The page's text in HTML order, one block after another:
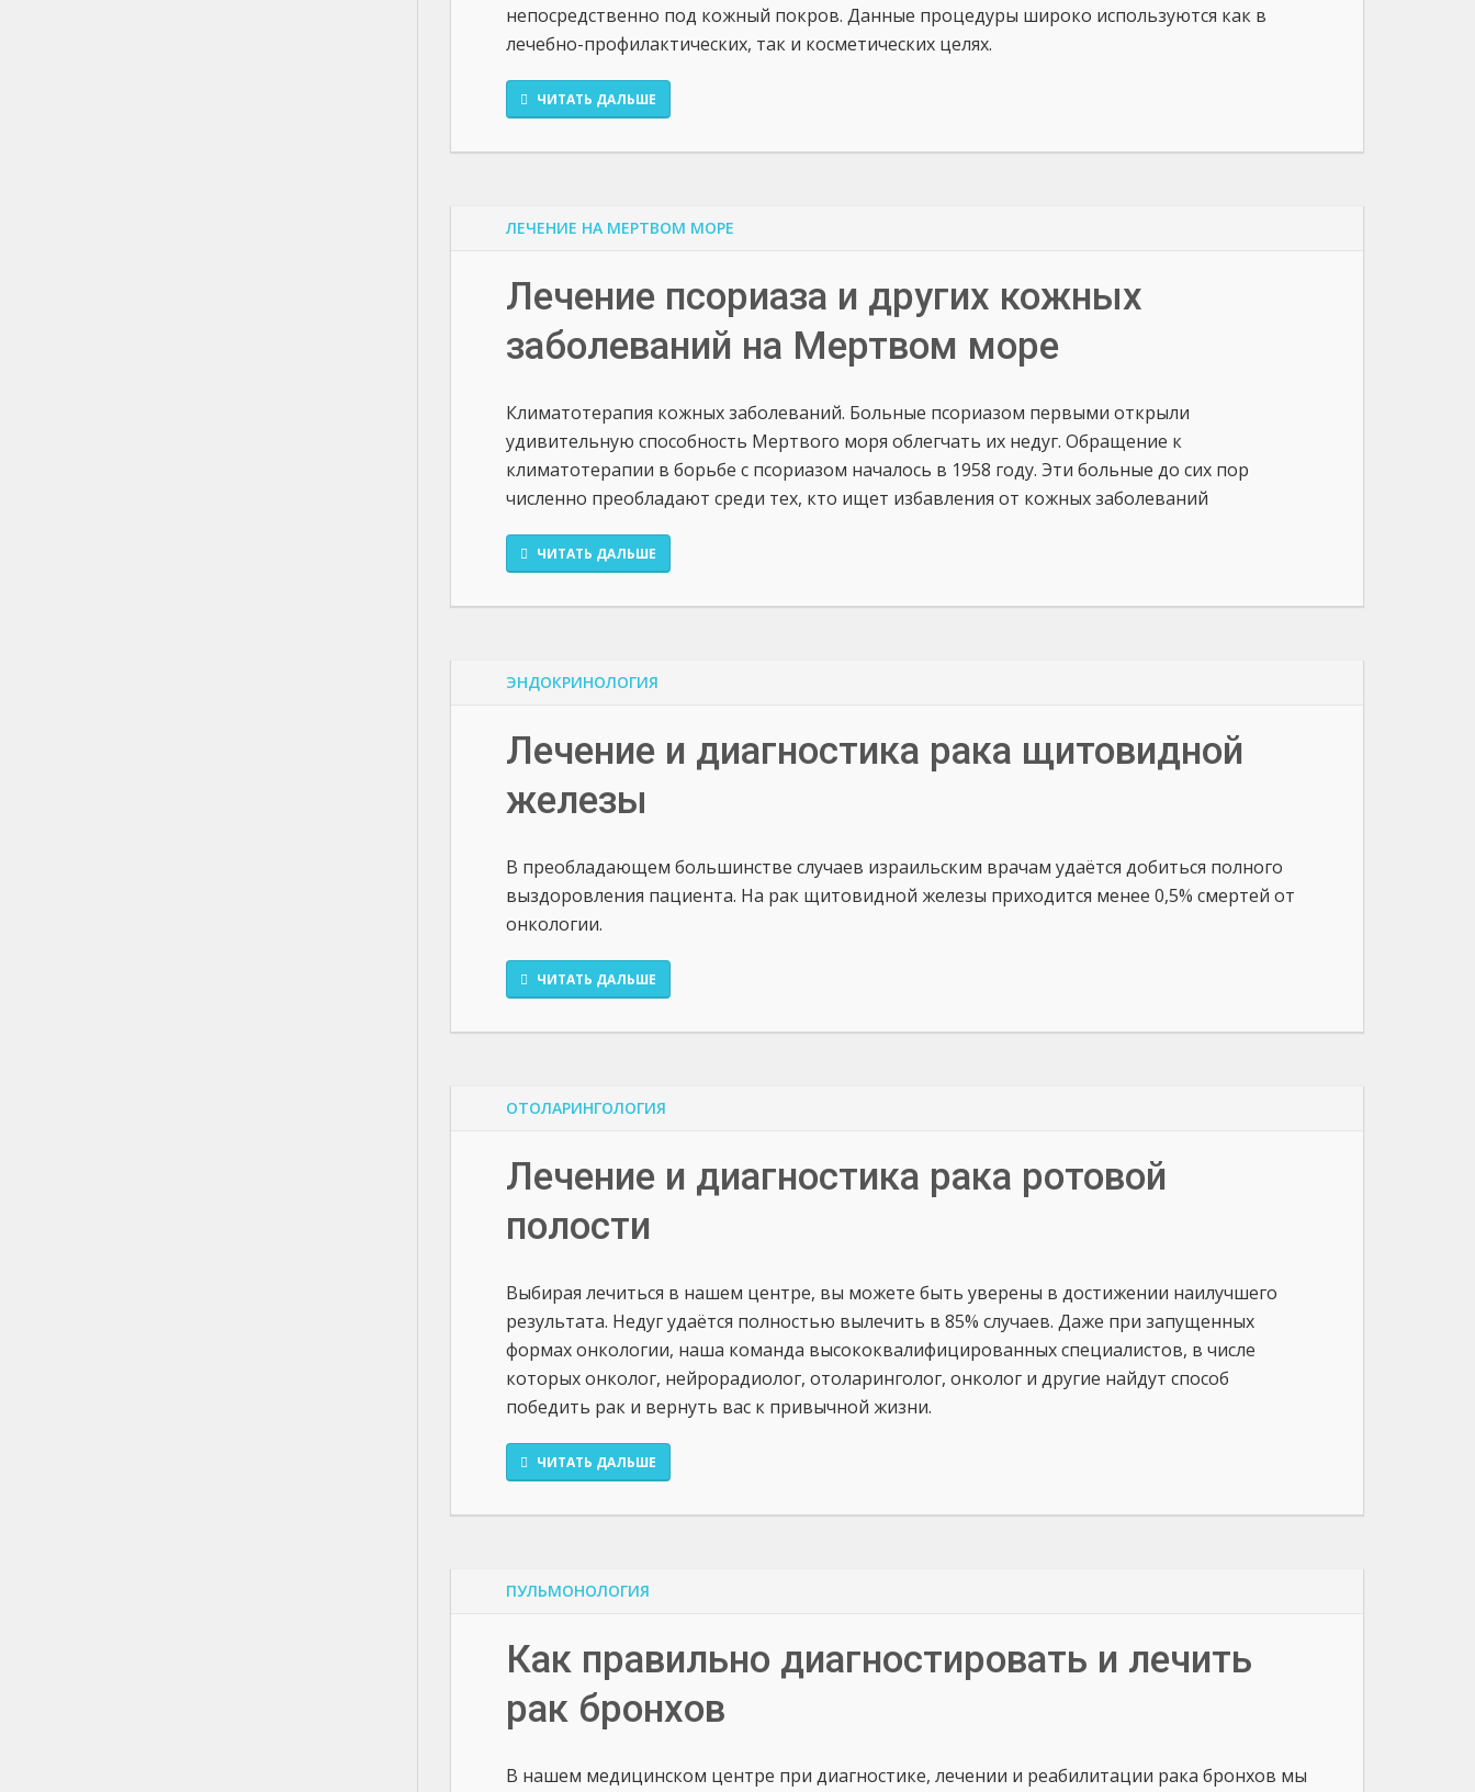
непосредственно под кожный покров. Данные процедуры широко используются как в
лечебно-профилактических, так и косметических целях.
ЧИТАТЬ ДАЛЬШЕ
ЛЕЧЕНИЕ НА МЕРТВОМ МОРЕ
Лечение псориаза и других кожных
заболеваний на Мертвом море
​Климатотерапия кожных заболеваний. Больные псориазом первыми открыли
удивительную способность Мертвого моря облегчать их недуг. Обращение к
климатотерапии в борьбе с псориазом началось в 1958 году. Эти больные до сих пор
численно преобладают среди тех, кто ищет избавления от кожных заболеваний
ЧИТАТЬ ДАЛЬШЕ
ЭНДОКРИНОЛОГИЯ
Лечение и диагностика рака щитовидной
железы
В преобладающем большинстве случаев израильским врачам удаётся добиться полного
выздоровления пациента. На рак щитовидной железы приходится менее 0,5% смертей от
онкологии.
ЧИТАТЬ ДАЛЬШЕ
ОТОЛАРИНГОЛОГИЯ
Лечение и диагностика рака ротовой
полости
Выбирая лечиться в нашем центре, вы можете быть уверены в достижении наилучшего
результата. Недуг удаётся полностью вылечить в 85% случаев. Даже при запущенных
формах онкологии, наша команда высококвалифицированных специалистов, в числе
которых онколог, нейрорадиолог, отоларинголог, онколог и другие найдут способ
победить рак и вернуть вас к привычной жизни.
ЧИТАТЬ ДАЛЬШЕ
ПУЛЬМОНОЛОГИЯ
Как правильно диагностировать и лечить
рак бронхов
В нашем медицинском центре при диагностике, лечении и реабилитации рака бронхов мы